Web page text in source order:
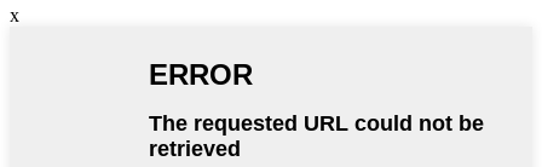
x